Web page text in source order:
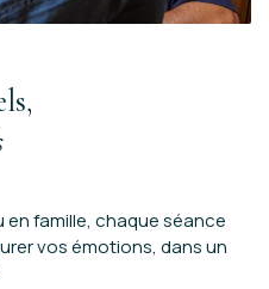
famille, chaque séance
vos émotions, dans un